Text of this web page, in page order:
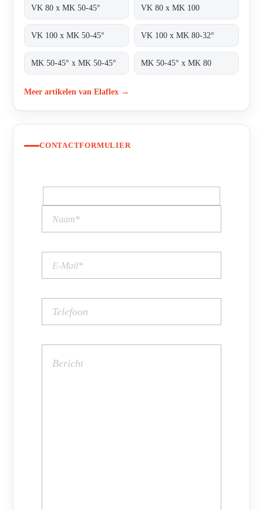
VK 80 x MK 50-45° VK 80 x MK 100
VK 100 x MK 50-45° VK 100 x MK 80-32°
MK 50-45° x MK 50-45° MK 50-45° x MK 80
Meer artikelen van Elaflex →
CONTACTFORMULIER